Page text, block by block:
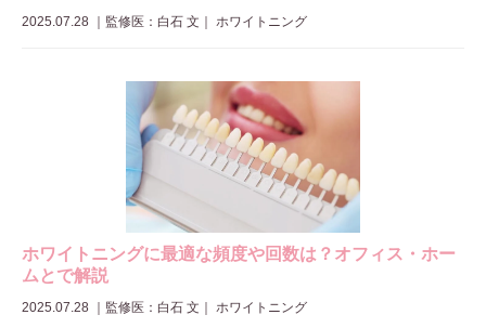
2025.07.28 監修医：白石 文 ｜ ホワイトニング
ホワイトニングに最適な頻度や回数は？オフィス・ホー
ムとで解説
2025.07.28 監修医：白石 文 ｜ ホワイトニング